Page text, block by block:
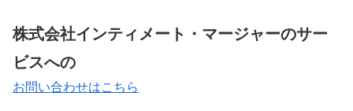
株式会社インティメート・マージャーのサー
ビスへの
お問い合わせはこちら